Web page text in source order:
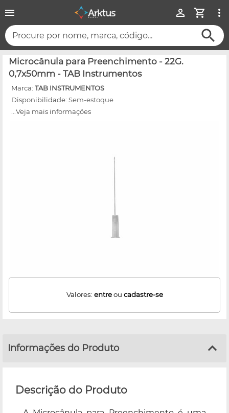
Procure por nome, marca, código...
Microcânula para Preenchimento - 22G.
0,7x50mm - TAB Instrumentos
Marca: TAB INSTRUMENTOS
Disponibilidade: Sem-estoque
...Veja mais informações
Valores: entreou cadastre-se
Informações do Produto
Descrição do Produto